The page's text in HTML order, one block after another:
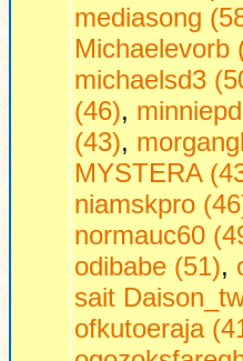
mediasong
Michaelevorb
michaelsd3
(46),
(43),
MYSTERA
niamskpro
normauc60
odibabe (51),
sait
ofkutoeraja